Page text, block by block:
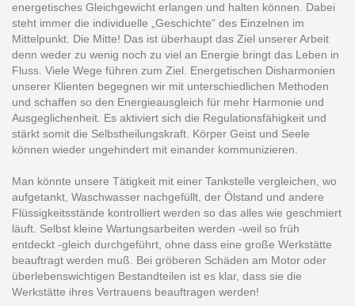
energetisches Gleichgewicht erlangen und halten können. Dabei
steht immer die individuelle „Geschichte“ des Einzelnen im
Mittelpunkt. Die Mitte! Das ist überhaupt das Ziel unserer Arbeit
denn weder zu wenig noch zu viel an Energie bringt das Leben in
Fluss. Viele Wege führen zum Ziel. Energetischen Disharmonien
unserer Klienten begegnen wir mit unterschiedlichen Methoden
und schaffen so den Energieausgleich für mehr Harmonie und
Ausgeglichenheit. Es aktiviert sich die Regulationsfähigkeit und
stärkt somit die Selbstheilungskraft. Körper Geist und Seele
können wieder ungehindert mit einander kommunizieren.
Man könnte unsere Tätigkeit mit einer Tankstelle vergleichen, wo
aufgetankt, Waschwasser nachgefüllt, der Ölstand und andere
Flüssigkeitsstände kontrolliert werden so das alles wie geschmiert
läuft. Selbst kleine Wartungsarbeiten werden -weil so früh
entdeckt -gleich durchgeführt, ohne dass eine große Werkstätte
beauftragt werden muß. Bei gröberen Schäden am Motor oder
überlebenswichtigen Bestandteilen ist es klar, dass sie die
Werkstätte ihres Vertrauens beauftragen werden!